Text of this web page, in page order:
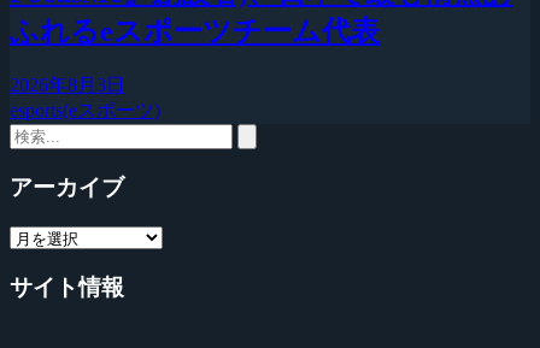
ふれるeスポーツチーム代表
2026年8月3日
esports(eスポーツ)
アーカイブ
サイト情報